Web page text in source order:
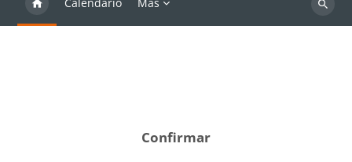
Calendario Más
Buscar
Confirmar